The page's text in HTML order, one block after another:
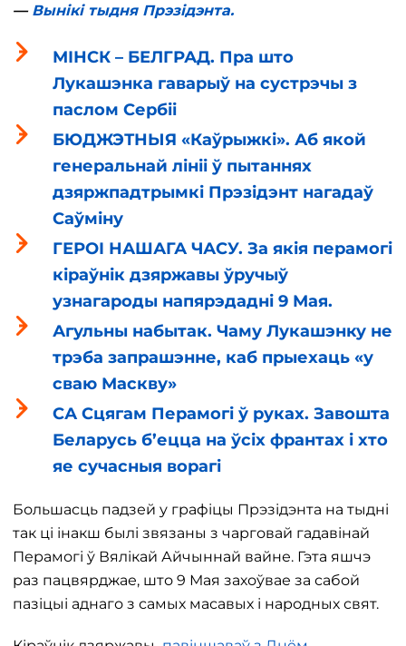
— Вынікі тыдня Прэзідэнта.
МІНСК – БЕЛГРАД. Пра што
Лукашэнка гаварыў на сустрэчы з
паслом Сербіі
БЮДЖЭТНЫЯ «Каўрыжкі». Аб якой
генеральнай лініі ў пытаннях
дзяржпадтрымкі Прэзідэнт нагадаў
Саўміну
ГЕРОІ НАШАГА ЧАСУ. За якія перамогі
кіраўнік дзяржавы ўручыў
узнагароды напярэдадні 9 Мая.
Агульны набытак. Чаму Лукашэнку не
трэба запрашэнне, каб прыехаць «у
сваю Маскву»
СА Сцягам Перамогі ў руках. Завошта
Беларусь б’ецца на ўсіх франтах і хто
яе сучасныя ворагі
Большасць падзей у графіцы Прэзідэнта на тыдні
так ці інакш былі звязаны з чарговай гадавінай
Перамогі ў Вялікай Айчыннай вайне. Гэта яшчэ
раз пацвярджае, што 9 Мая захоўвае за сабой
пазіцыі аднаго з самых масавых і народных свят.